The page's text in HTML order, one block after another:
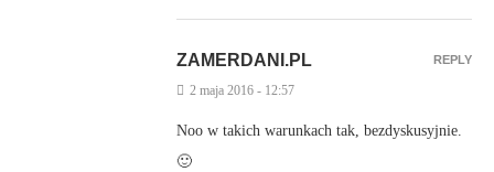
ZAMERDANI.PL
2 maja 2016 - 12:57
Noo w takich warunkach tak, bezdyskusyjnie.
🙂
REPLY